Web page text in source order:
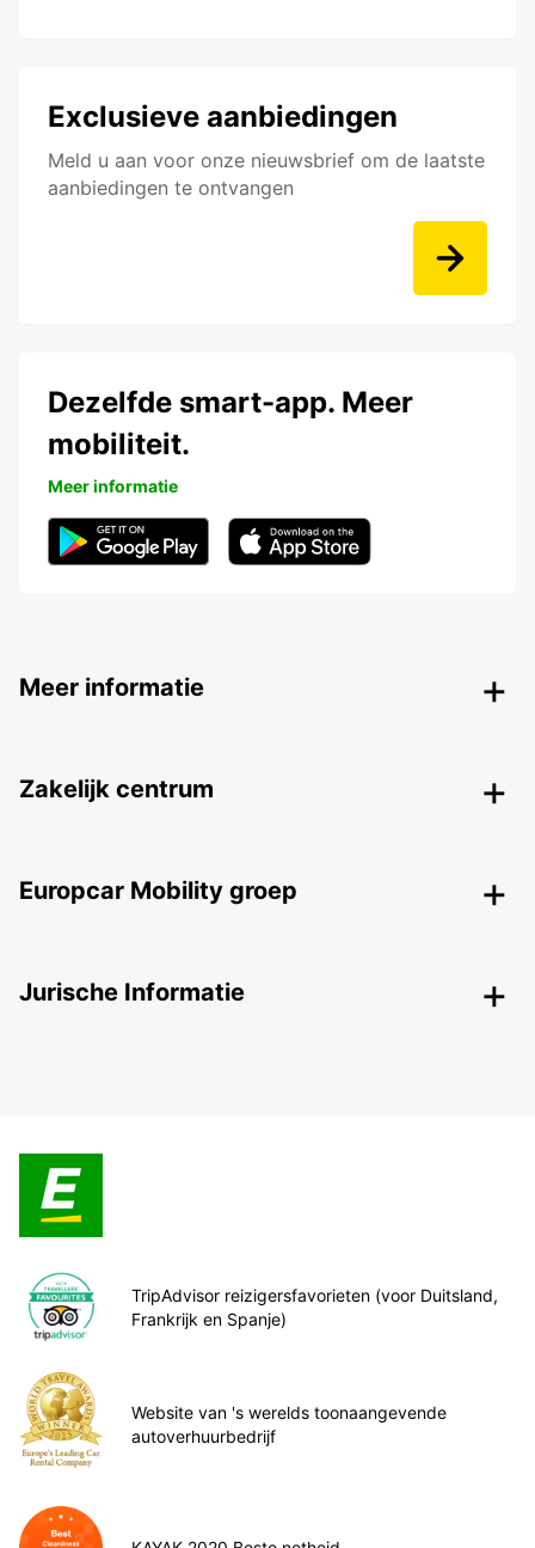
Exclusieve aanbiedingen
Meld u aan voor onze nieuwsbrief om de laatste
aanbiedingen te ontvangen
Dezelfde smart-app. Meer
mobiliteit.
Meer informatie
Meer informatie
Zakelijk centrum
Europcar Mobility groep
Jurische Informatie
TripAdvisor reizigersfavorieten (voor Duitsland,
Frankrijk en Spanje)
Website van 's werelds toonaangevende
autoverhuurbedrijf